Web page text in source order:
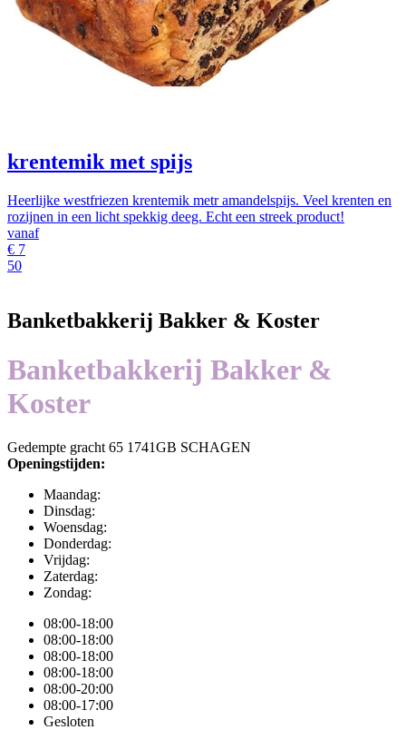
krentemik met spijs
Heerlijke westfriezen krentemik metr amandelspijs. Veel krenten en
rozijnen in een licht spekkig deeg. Echt een streek product!
vanaf
€ 7
50
Banketbakkerij Bakker & Koster
Banketbakkerij Bakker &
Koster
Gedempte gracht 65 1741GB SCHAGEN
Openingstijden:
Maandag:
Dinsdag:
Woensdag:
Donderdag:
Vrijdag:
Zaterdag:
Zondag:
08:00-18:00
08:00-18:00
08:00-18:00
08:00-18:00
08:00-20:00
08:00-17:00
Gesloten